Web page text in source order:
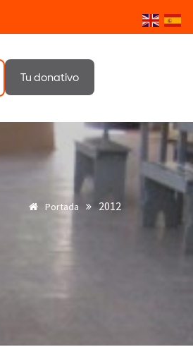
Tu donativo
Portada 2012